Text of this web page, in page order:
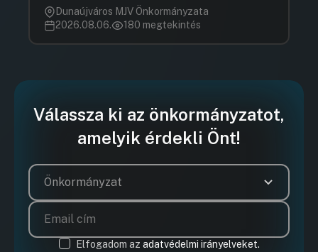
Dunaújváros MJV Önkormányzata
2026.08.06.
180 megtekintés
Válassza ki az önkormányzatot,
amelyik érdekli Önt!
Önkormányzat
Elfogadom az adatvédelmi irányelveket.